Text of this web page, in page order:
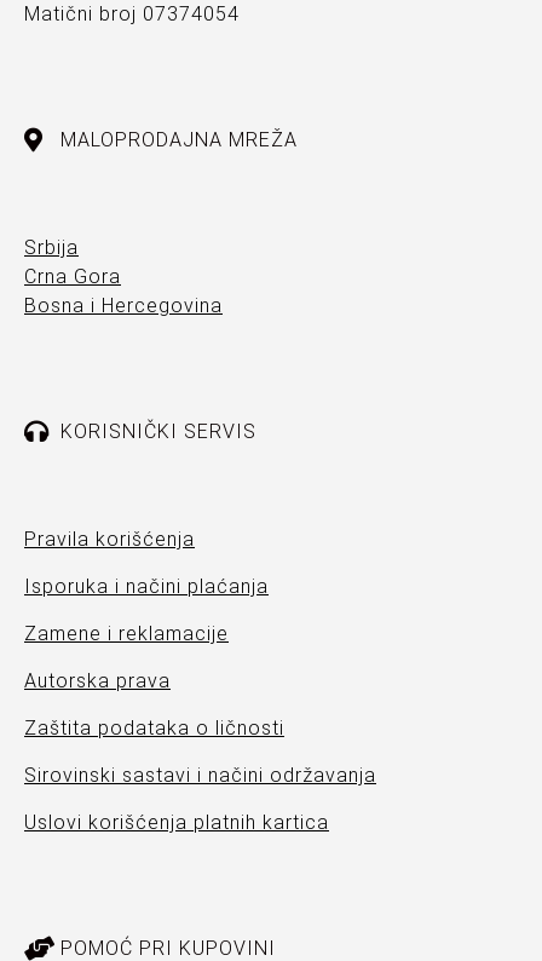
Matični broj 07374054
MALOPRODAJNA MREŽA
Srbija
Crna Gora
Bosna i Hercegovina
KORISNIČKI SERVIS
Pravila korišćenja
Isporuka i načini plaćanja
Zamene i reklamacije
Autorska prava
Zaštita podataka o ličnosti
Sirovinski sastavi i načini održavanja
Uslovi korišćenja platnih kartica
POMOĆ PRI KUPOVINI